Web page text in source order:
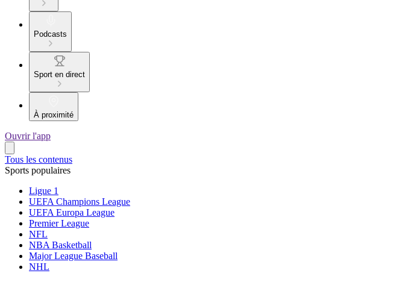
Podcasts
Sport en direct
À proximité
Ouvrir l'app
Tous les contenus
Sports populaires
Ligue 1
UEFA Champions League
UEFA Europa League
Premier League
NFL
NBA Basketball
Major League Baseball
NHL